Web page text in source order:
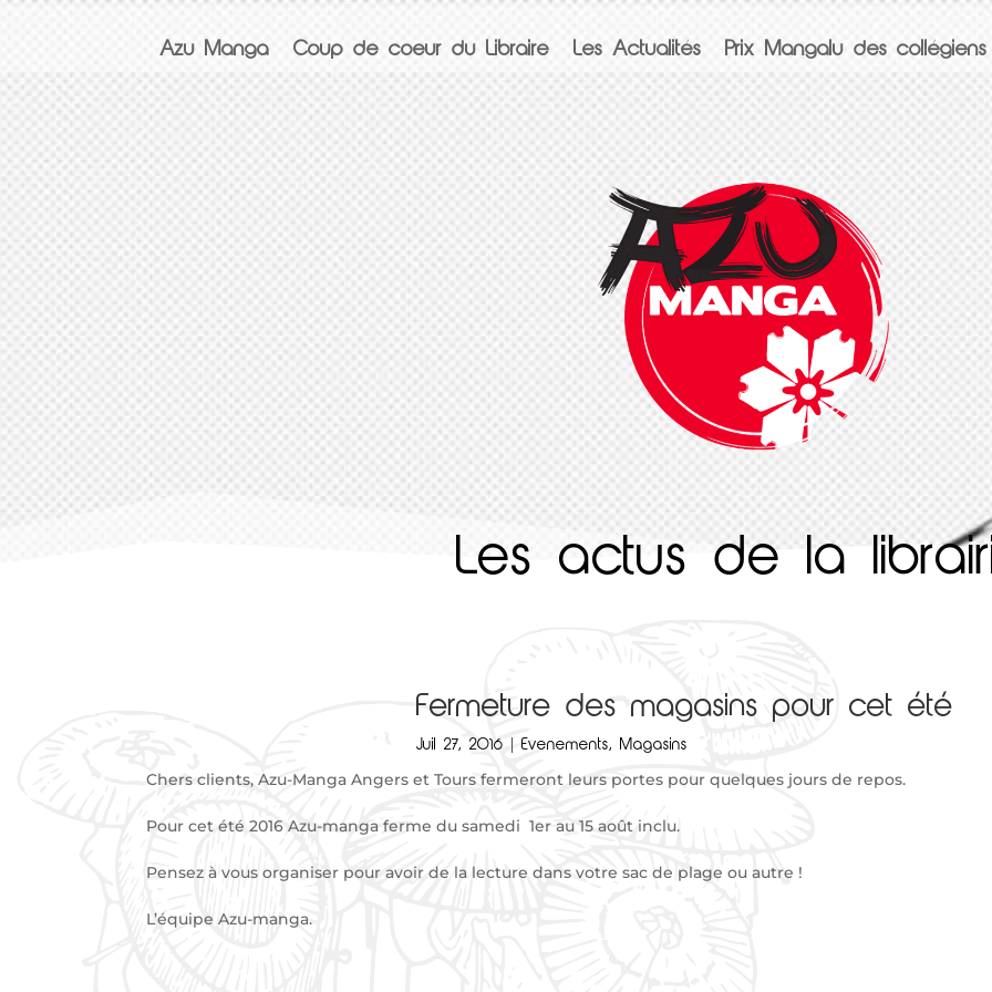
Azu Manga Coup de coeur du Libraire Les Actualités Prix Mangalu des collégiens
Les actus de la
Fermeture des magasins pour cet été
Juil 27, 2016 |Evenements, Magasins
Chers clients, Azu-Manga Angers et Tours fermeront leurs portes pour quelques jours de repos.
Pour cet été 2016 Azu-manga ferme du samedi 1er au 15 août inclu.
Pensez à vous organiser pour avoir de la lecture dans votre sac de plage ou autre !
L’équipe Azu-manga.